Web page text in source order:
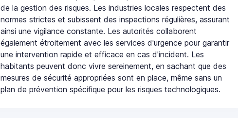
de la gestion des risques. Les industries locales respectent des
normes strictes et subissent des inspections régulières, assurant
ainsi une vigilance constante. Les autorités collaborent
également étroitement avec les services d'urgence pour garantir
une intervention rapide et efficace en cas d'incident. Les
habitants peuvent donc vivre sereinement, en sachant que des
mesures de sécurité appropriées sont en place, même sans un
plan de prévention spécifique pour les risques technologiques.